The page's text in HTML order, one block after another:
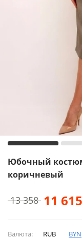
Юбочный
коричневый
13 358 11 615
Валюта: RUB BYN